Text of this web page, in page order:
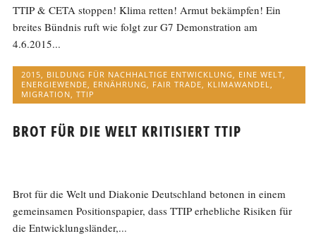
TTIP & CETA stoppen! Klima retten! Armut bekämpfen! Ein
breites Bündnis ruft wie folgt zur G7 Demonstration am
4.6.2015...
2015 BILDUNG FÜR NACHHALTIGE ENTWICKLUNG EINE WELT
ENERGIEWENDE
ERNÄHRUNG FAIR TRADE KLIMAWANDEL
MIGRATION ,TTIP
BROT FÜR DIE WELT KRITISIERT TTIP
Brot für die Welt und Diakonie Deutschland betonen in einem
gemeinsamen Positionspapier, dass TTIP erhebliche Risiken für
die Entwicklungsländer,...